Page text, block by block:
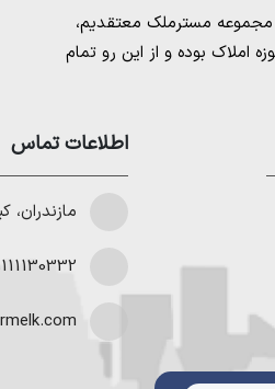
مسترملک معتقدیم،
بوده و از این رو تمام
مشتریانمان به ارمغان
در نوشهر
خرید زمین در
ویلا در نور
خرید ویلا در
اطلاعات تماس
مازندران، کیلومتر 10